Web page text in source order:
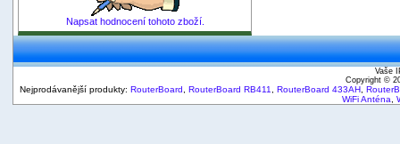
Napsat hodnocení tohoto zboží.
Vaše
Copyright ©
Nejprodávanější produkty: RouterBoard RouterBoard RB411 RouterBoard 433AH
WiFi Anténa